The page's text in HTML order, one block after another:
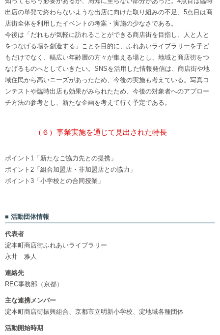
出店の単発で終わらないような出店に向けた取り組みの不足、5点目は商
店街全体を利用したイベントの考案・実施の少なさである。
今後は「だれもが気軽に訪れることができる商店街を目指し、人と人と
をつなげる場を創造する」ことを目的に、ふれあいライブラリーを子ど
もだけでなく、幅広い年齢層の方々が集える場とし、地域と商店街をつ
なげるものへとしていきたい。SNSを活用した情報発信は、商店街や地
域住民から高いニーズがあったため、今後の実施も考えている。写真コ
ンテストや臨時出店も効果がみられたため、今後の対象者へのアプロー
チ方法の参考とし、新たな企画を考えて行く予定である。
（６）事業実施を通じて見出された特長
ポイント1「新たなご協力先との提携」
ポイント2「組合加盟店・非加盟店との協力」
ポイント3「小学校との合同授業」
活動団体情報
代表者
淀本町商店街ふれあいライブラリー
永井 雅人
連絡先
REC事務部（京都）
主な連携メンバー
淀本町商店街振興組合、京都市立明新小学校、淀地域各種団体
活動開始時期